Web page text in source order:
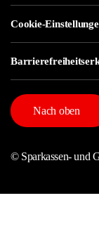
Cookie-
Nach oben
© Sparkassen- und